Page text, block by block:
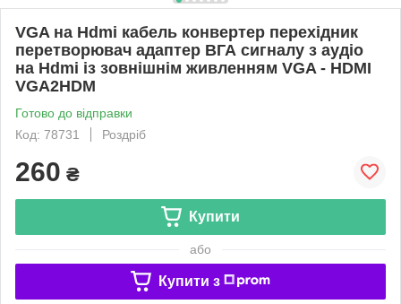
VGA на Hdmi кабель конвертер перехідник
перетворювач адаптер ВГА сигналу з аудіо
на Hdmi із зовнішнім живленням VGA - HDMI
VGA2HDM
Готово до відправки
Код: 78731
Роздріб
260 ₴
Купити
або
Купити з